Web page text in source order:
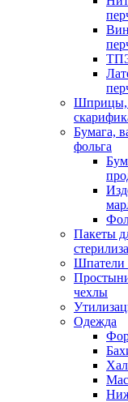
Шприцы,
Бумага,
фольга
Пакеты
Шпатели
чехлы
Одежда